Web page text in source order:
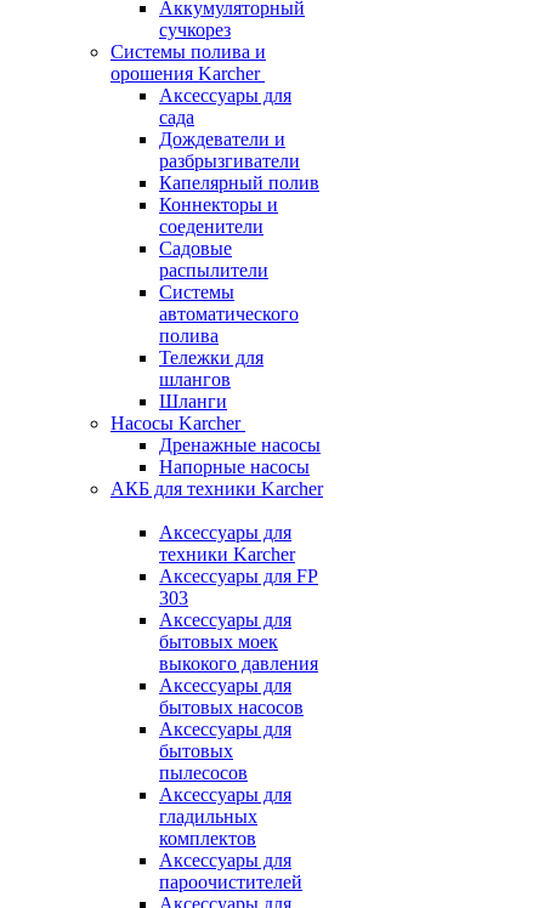
Аккумуляторный
сучкорез
Системы полива и
орошения Karcher
Аксессуары для
сада
Дождеватели и
разбрызгиватели
Капелярный полив
Коннекторы и
соеденители
Садовые
распылители
Системы
автоматического
полива
Тележки для
шлангов
Шланги
Насосы Karcher
Дренажные насосы
Напорные насосы
АКБ для техники Karcher
Аксессуары для
техники Karcher
Аксессуары для FP
303
Аксессуары для
бытовых моек
выкокого давления
Аксессуары для
бытовых насосов
Аксессуары для
бытовых
пылесосов
Аксессуары для
гладильных
комплектов
Аксессуары для
пароочистителей
Аксессуары для